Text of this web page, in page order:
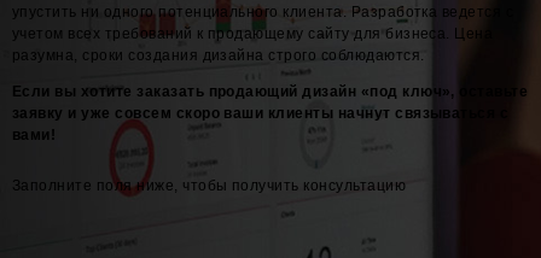
упустить ни одного потенциального клиента. Разработка ведется с
учетом всех требований к продающему сайту для бизнеса. Цена
разумна, сроки создания дизайна строго соблюдаются.
Если вы хотите заказать продающий дизайн «под ключ», оставьте
заявку и уже совсем скоро ваши клиенты начнут связываться с
вами!
Заполните поля ниже, чтобы получить консультацию